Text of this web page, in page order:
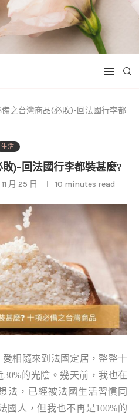
之台灣商品(必敗)-回法國行李都
生活
)-回法國行李都裝甚麼?
月 25 日 10 minutes read
相隨來到法國定居，整整十
的光陰。幾天前，我也在
法，已經被法國生活習慣同
國人，但我也不再是100%的